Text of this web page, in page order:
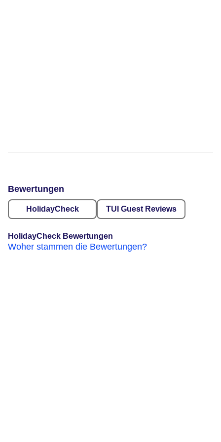
Bewertungen
HolidayCheck TUI Guest Reviews
HolidayCheck Bewertungen
Woher stammen die Bewertungen?